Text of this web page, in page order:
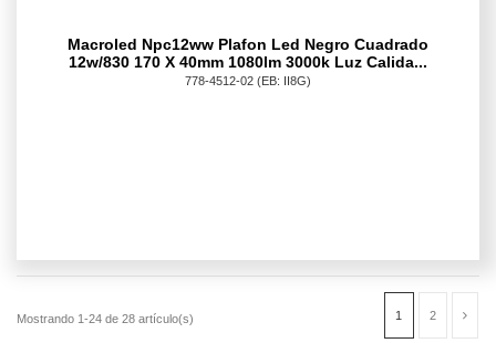
Macroled Npc12ww Plafon Led Negro Cuadrado
12w/830 170 X 40mm 1080lm 3000k Luz Calida...
778-4512-02 (EB: II8G)